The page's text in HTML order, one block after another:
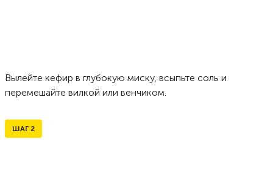
Вылейте кефир в глубокую миску, всыпьте соль и
перемешайте вилкой или венчиком.
ШАГ 2